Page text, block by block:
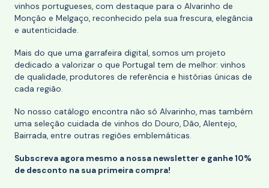
vinhos portugueses, com destaque para o Alvarinho de
Monção e Melgaço, reconhecido pela sua frescura, elegância
e autenticidade.
Mais do que uma garrafeira digital, somos um projeto
dedicado a valorizar o que Portugal tem de melhor: vinhos
de qualidade, produtores de referência e histórias únicas de
cada região.
No nosso catálogo encontra não só Alvarinho, mas também
uma seleção cuidada de vinhos do Douro, Dão, Alentejo,
Bairrada, entre outras regiões emblemáticas.
Subscreva agora mesmo a nossa newsletter e ganhe 10%
de desconto na sua primeira compra!